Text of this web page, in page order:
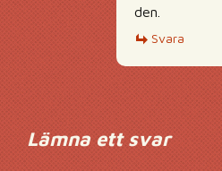
den.
Svara
Lämna ett svar